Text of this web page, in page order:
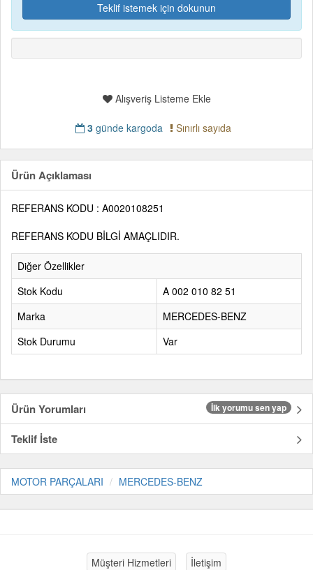
Teklif istemek için dokunun
Alışveriş Listeme Ekle
3günde kargoda Sınırlı sayıda
Ürün Açıklaması
REFERANS KODU : A0020108251
REFERANS KODU BİLGİ AMAÇLIDIR.
Diğer Özellikler
Stok Kodu
A 002 010 82 51
Marka
MERCEDES-BENZ
Stok Durumu
Var
Ürün Yorumları İlk yorumu sen yap
Teklif İste
MOTOR PARÇALARI MERCEDES-BENZ
Müşteri Hizmetleri İletişim